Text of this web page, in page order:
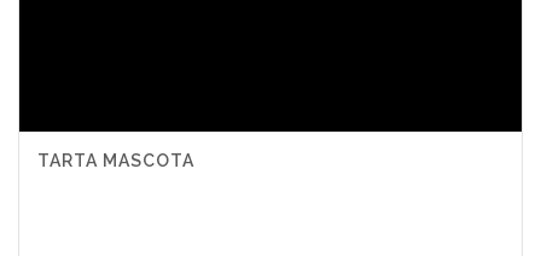
TARTA MASCOTA